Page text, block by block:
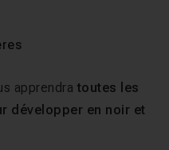
apprendra toutes les
développer en noir et